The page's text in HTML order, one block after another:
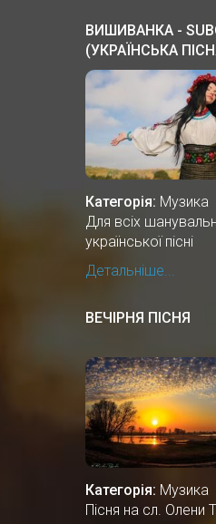
ВИШИВАНКА -
(УКРАЇНСЬКА
Категорія: Музика
Для всіх
української пісні
Детальніше...
ВЕЧІРНЯ ПІСНЯ
Категорія: Музика
Пісня на сл. Олени